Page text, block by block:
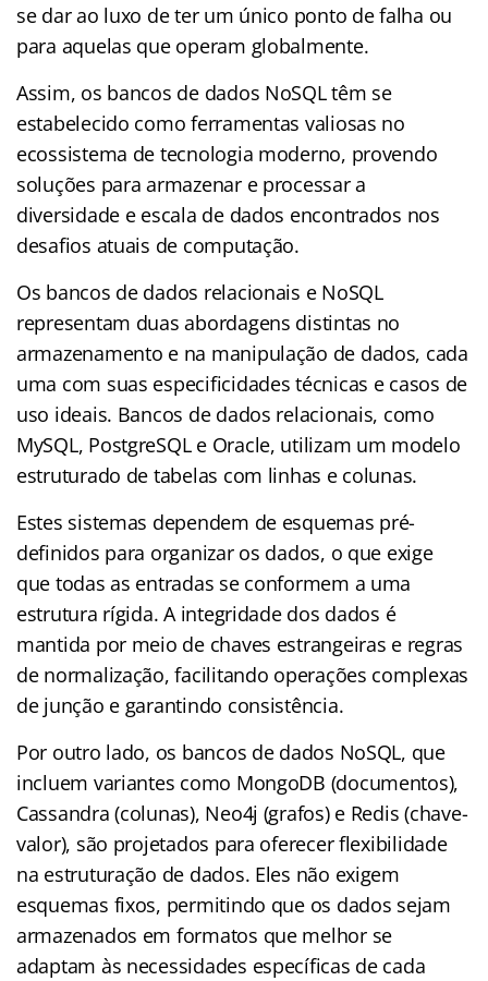
se dar ao luxo de ter um único ponto de falha ou
para aquelas que operam globalmente.
Assim, os bancos de dados NoSQL têm se
estabelecido como ferramentas valiosas no
ecossistema de tecnologia moderno, provendo
soluções para armazenar e processar a
diversidade e escala de dados encontrados nos
desafios atuais de computação.
Os bancos de dados relacionais e NoSQL
representam duas abordagens distintas no
armazenamento e na manipulação de dados, cada
uma com suas especificidades técnicas e casos de
uso ideais. Bancos de dados relacionais, como
MySQL, PostgreSQL e Oracle, utilizam um modelo
estruturado de tabelas com linhas e colunas.
Estes sistemas dependem de esquemas pré-
definidos para organizar os dados, o que exige
que todas as entradas se conformem a uma
estrutura rígida. A integridade dos dados é
mantida por meio de chaves estrangeiras e regras
de normalização, facilitando operações complexas
de junção e garantindo consistência.
Por outro lado, os bancos de dados NoSQL, que
incluem variantes como MongoDB (documentos),
Cassandra (colunas), Neo4j (grafos) e Redis (chave-
valor), são projetados para oferecer flexibilidade
na estruturação de dados. Eles não exigem
esquemas fixos, permitindo que os dados sejam
armazenados em formatos que melhor se
adaptam às necessidades específicas de cada